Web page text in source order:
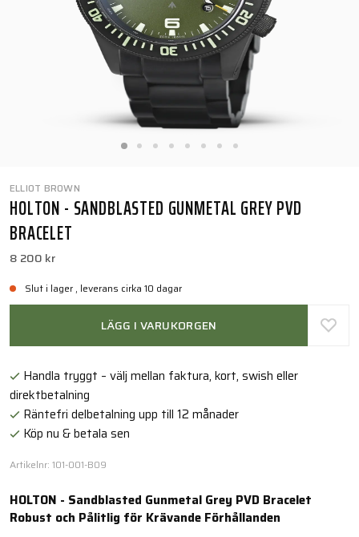
ELLIOT BROWN
HOLTON - SANDBLASTED GUNMETAL GREY PVD
BRACELET
8 200 kr
Slut i lager , leverans cirka 10 dagar
LÄGG I VARUKORGEN
Handla tryggt – välj mellan faktura, kort, swish eller
direktbetalning
Räntefri delbetalning upp till 12 månader
Köp nu & betala sen
Artikelnr: 101-001-B09
HOLTON - Sandblasted Gunmetal Grey PVD Bracelet
Robust och Pålitlig för Krävande Förhållanden